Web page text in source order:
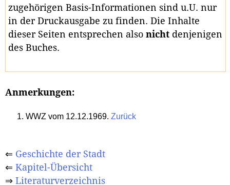
zugehörigen Basis-Informationen sind u.U. nur
in der Druckausgabe zu finden. Die Inhalte
dieser Seiten entsprechen also nicht denjenigen
des Buches.
Anmerkungen:
WWZ vom 12.12.1969. Zurück
⇐ Geschichte der Stadt
⇐ Kapitel-Übersicht
⇒ Literaturverzeichnis